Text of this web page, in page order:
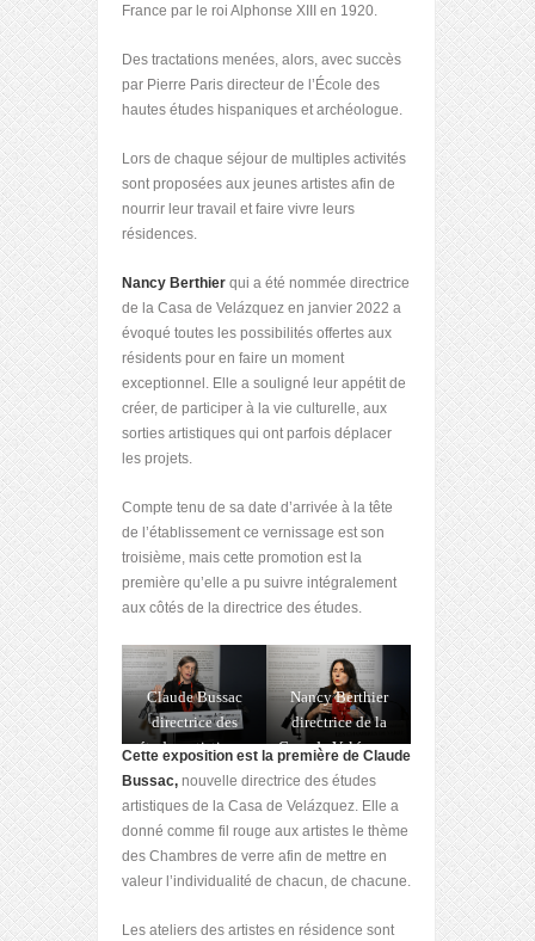
France par le roi Alphonse XIII en 1920.
Des tractations menées, alors, avec succès
par Pierre Paris directeur de l’École des
hautes études hispaniques et archéologue.
Lors de chaque séjour de multiples activités
sont proposées aux jeunes artistes afin de
nourrir leur travail et faire vivre leurs
résidences.
Nancy Berthier qui a été nommée directrice
de la Casa de Velázquez en janvier 2022 a
évoqué toutes les possibilités offertes aux
résidents pour en faire un moment
exceptionnel. Elle a souligné leur appétit de
créer, de participer à la vie culturelle, aux
sorties artistiques qui ont parfois déplacer
les projets.
Compte tenu de sa date d’arrivée à la tête
de l’établissement ce vernissage est son
troisième, mais cette promotion est la
première qu’elle a pu suivre intégralement
aux côtés de la directrice des études.
Claude Bussac
directrice des
études artistiques
Nancy Berthier
directrice de la
Casa de Velázquez
Cette exposition est la première de Claude
Bussac, nouvelle directrice des études
artistiques de la Casa de Vel ázquez. Elle a
donné comme fil rouge aux artistes le thème
des Chambres de verre afin de mettre en
valeur l’individualité de chacun, de chacune.
Les ateliers des artistes en résidence sont